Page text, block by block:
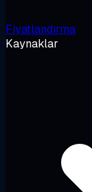
Fiyatlandırma
Kaynaklar